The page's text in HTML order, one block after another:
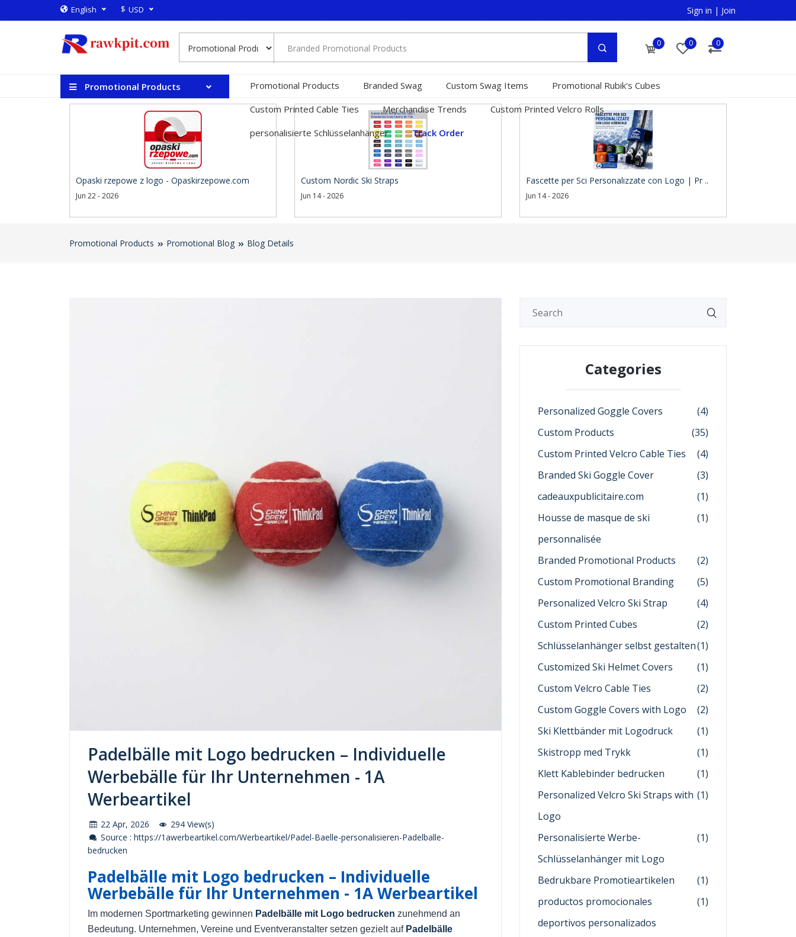
English $ USD Sign in | Join
0 0 0
Promotional Products Promotional Products Branded Swag Custom Swag Items
Promotional Rubik's Cubes
Custom Printed Cable Ties
Merchandise Trends
Custom Printed Velcro Rolls
personalisierte Schlüsselanhänger
Track Order
Opaski rzepowe z logo - Opaskirzepowe.com
Jun 22 - 2026
Custom Nordic Ski Straps
Jun 14 - 2026
Fascette per Sci Personalizzate con Logo | Pr ..
Jun 14 - 2026
Promotional Products Promotional Blog Blog Details
Padelbälle mit Logo bedrucken – Individuelle
Werbebälle für Ihr Unternehmen - 1A
Werbeartikel
22 Apr, 2026
294 View(s)
Source : https://1awerbeartikel.com/Werbeartikel/Padel-Baelle-personalisieren-Padelballe-
bedrucken
Padelbälle mit Logo bedrucken – Individuelle
Werbebälle für Ihr Unternehmen - 1A Werbeartikel
Im modernen Sportmarketing gewinnen Padelbälle mit Logo bedrucken zunehmend an
Bedeutung. Unternehmen, Vereine und Eventveranstalter setzen gezielt auf Padelbälle
Categories
Personalized Goggle Covers
(4)
Custom Products
(35)
Custom Printed Velcro Cable Ties
(4)
Branded Ski Goggle Cover
(3)
cadeauxpublicitaire.com
(1)
Housse de masque de ski
personnalisée
(1)
Branded Promotional Products
(2)
Custom Promotional Branding
(5)
Personalized Velcro Ski Strap
(4)
Custom Printed Cubes
(2)
Schlüsselanhänger selbst gestalten(1)
Customized Ski Helmet Covers
(1)
Custom Velcro Cable Ties
(2)
Custom Goggle Covers with Logo
(2)
Ski Klettbänder mit Logodruck
(1)
Skistropp med Trykk
(1)
Klett Kablebinder bedrucken
(1)
Personalized Velcro Ski Straps with
Logo
(1)
Personalisierte Werbe-
Schlüsselanhänger mit Logo
(1)
Bedrukbare Promotieartikelen
(1)
productos promocionales
deportivos personalizados
(1)